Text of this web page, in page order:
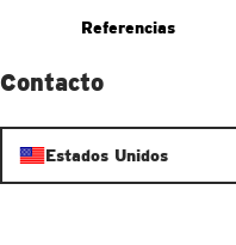
Referencias
Contacto
Estados Unidos